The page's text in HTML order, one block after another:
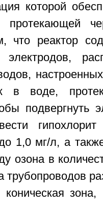
которой
протекающей
что реактор
в воде,
подвергнуть
1,0 мг/л, а
озона в
трубопроводов